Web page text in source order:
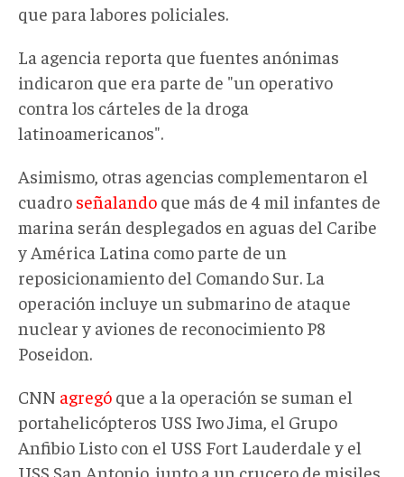
que para labores policiales.
La agencia reporta que fuentes anónimas
indicaron que era parte de "un operativo
contra los cárteles de la droga
latinoamericanos".
Asimismo, otras agencias complementaron el
cuadro señalando que más de 4 mil infantes de
marina serán desplegados en aguas del Caribe
y América Latina como parte de un
reposicionamiento del Comando Sur. La
operación incluye un submarino de ataque
nuclear y aviones de reconocimiento P8
Poseidon.
CNN agregó que a la operación se suman el
portahelicópteros USS Iwo Jima, el Grupo
Anfibio Listo con el USS Fort Lauderdale y el
USS San Antonio, junto a un crucero de misiles